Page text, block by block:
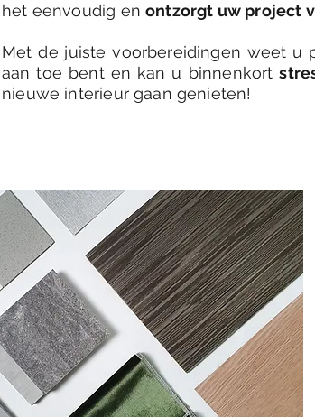
het eenvoudig enontzorgt uw project
Met de juiste voorbereidingen weet u
aan toe bent en kan u binnenkort
nieuwe interieur gaan genieten!